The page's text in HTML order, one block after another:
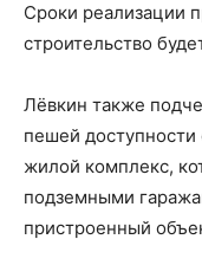
Сроки реализации
строительство
Лёвкин также
пешей доступности
жилой комплекс,
подземными
пристроенный